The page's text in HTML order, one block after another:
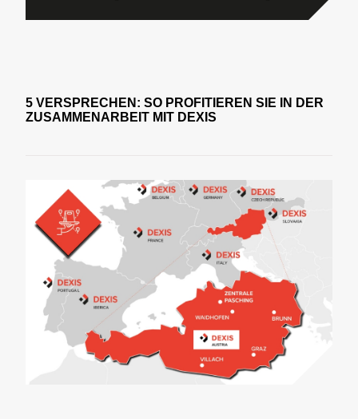
5 VERSPRECHEN: SO PROFITIEREN SIE IN DER
ZUSAMMENARBEIT MIT DEXIS